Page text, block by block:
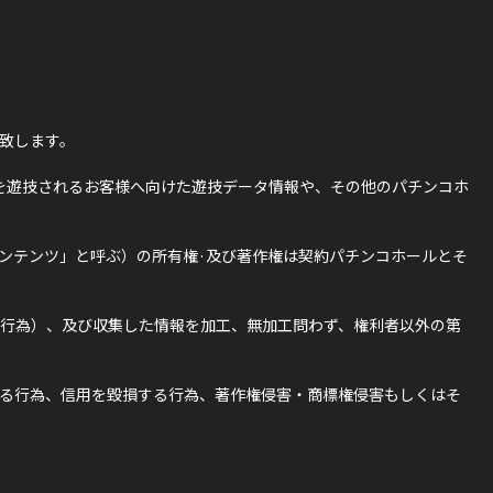
ます。
技されるお客様へ向けた遊技データ情報や、その他のパチンコホ
ンツ」と呼ぶ）の所有権·及び著作権は契約パチンコホールとそ
為）、及び収集した情報を加工、無加工問わず、権利者以外の第
行為、信用を毀損する行為、著作権侵害・商標権侵害もしくはそ